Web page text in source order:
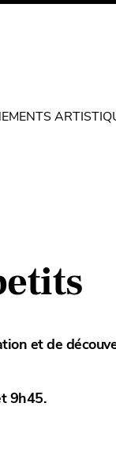
et de
9h45.